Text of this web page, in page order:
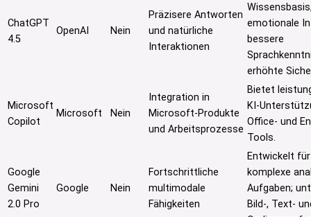
ChatGPT
4.5
OpenAI Nein
Präzisere Antworten
und natürliche
Interaktionen
emotionale
bessere
erhöhte
Microsoft
Copilot
Microsoft Nein
Integration in
Microsoft-Produkte
und Arbeitsprozesse
Bietet
KI-
Office- und
Tools.
Google
Gemini
2.0 Pro
Google Nein
Fortschrittliche
multimodale
Fähigkeiten
Entwickelt für
komplexe
Aufgaben;
Bild-, Text-